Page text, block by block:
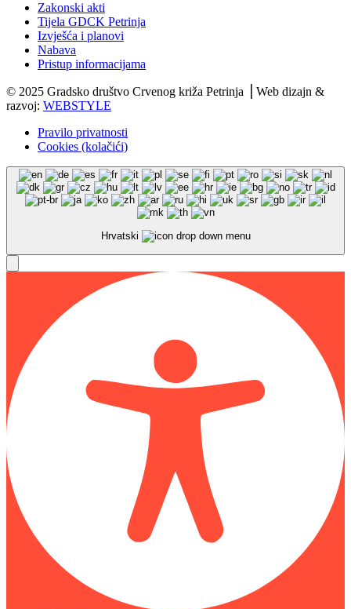
Zakonski akti
Tijela GDCK Petrinja
Izvješća i planovi
Nabava
Pristup informacijama
© 2025 Gradsko društvo Crvenog križa Petrinja ⎟ Web dizajn &
razvoj: WEBSTYLE
Pravilo privatnosti
Cookies (kolačići)
Hrvatski